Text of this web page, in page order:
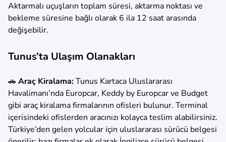
Aktarmalı uçuşların toplam süresi, aktarma noktası ve
bekleme süresine bağlı olarak 6 ila 12 saat arasında
değişebilir.​
Tunus’ta Ulaşım Olanakları
🚗 Araç Kiralama:Tunus Kartaca Uluslararası
Havalimanı’nda Europcar, Keddy by Europcar ve Budget
gibi araç kiralama firmalarının ofisleri bulunur. Terminal
içerisindeki ofislerden aracınızı kolayca teslim alabilirsiniz.
Türkiye’den gelen yolcular için uluslararası sürücü belgesi